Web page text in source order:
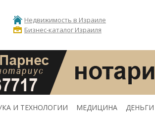
Недвижимость в Израиле
Бизнес-каталог Израиля
И ТЕХНОЛОГИИ МЕДИЦИНА ДЕНЬГИ